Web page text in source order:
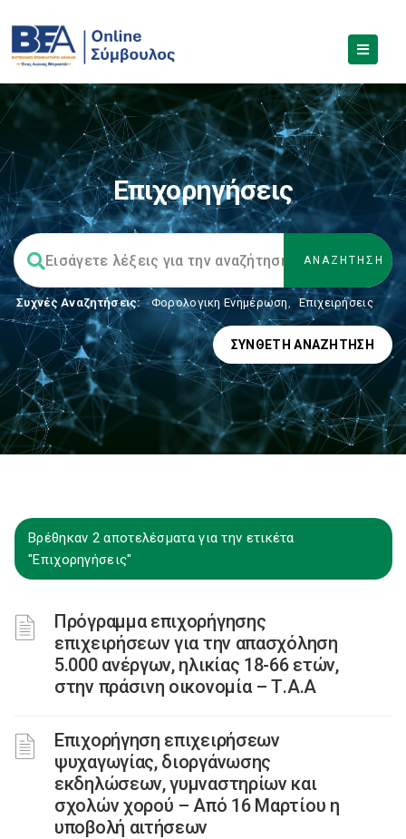
Επιχορηγήσεις
Συχνές Αναζητήσεις: Φορολογικη Ενημέρωση, Επιχειρήσεις
ΣΎΝΘΕΤΗ ΑΝΑΖΉΤΗΣΗ
Βρέθηκαν 2 αποτελέσματα για την ετικέτα
"Επιχορηγήσεις"
Πρόγραμμα επιχορήγησης
επιχειρήσεων για την απασχόληση
5.000 ανέργων, ηλικίας 18-66 ετών,
στην πράσινη οικονομία – Τ.Α.Α
Επιχορήγηση επιχειρήσεων
ψυχαγωγίας, διοργάνωσης
εκδηλώσεων, γυμναστηρίων και
σχολών χορού – Από 16 Μαρτίου η
υποβολή αιτήσεων